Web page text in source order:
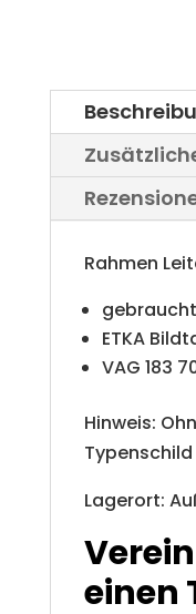
Rahmen
Menge
Rahmen
gebraucht
ETKA
VAG 183
Hinweis:
Typenschild
Lagerort:
einen